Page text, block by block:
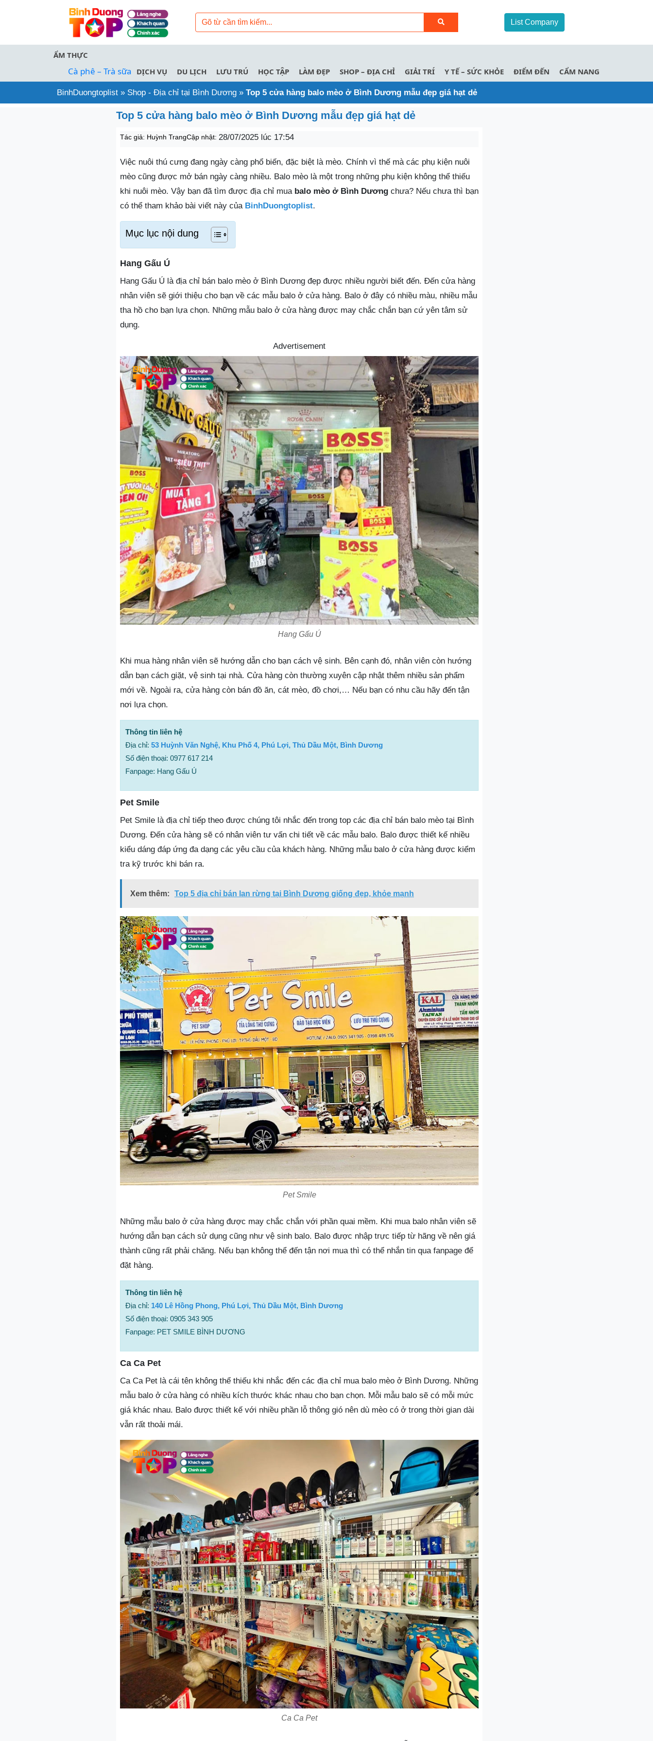
List Company
ẨM THỰC
Cà phê – Trà sữa DỊCH VỤ DU LỊCH LƯU TRÚ HỌC TẬP LÀM ĐẸP SHOP – ĐỊA CHỈ GIẢI TRÍ Y TẾ – SỨC KHỎE ĐIỂM ĐẾN CẨM NANG
BinhDuongtoplist » Shop - Địa chỉ tại Bình Dương » Top 5 cửa hàng balo mèo ở Bình Dương mẫu đẹp giá hạt dẻ
Top 5 cửa hàng balo mèo ở Bình Dương mẫu đẹp giá hạt dẻ
Tác giả: Huỳnh TrangCập nhật: 28/07/2025 lúc 17:54
Việc nuôi thú cưng đang ngày càng phổ biến, đặc biệt là mèo. Chính vì thế mà các phụ kiện nuôi
mèo cũng được mở bán ngày càng nhiều. Balo mèo là một trong những phụ kiện không thể thiếu
khi nuôi mèo. Vậy bạn đã tìm được địa chỉ mua balo mèo ở Bình Dương chưa? Nếu chưa thì bạn
có thể tham khảo bài viết này của BinhDuongtoplist.
Mục lục nội dung
Hang Gấu Ú
Hang Gấu Ú là địa chỉ bán balo mèo ở Bình Dương đẹp được nhiều người biết đến. Đến cửa hàng
nhân viên sẽ giới thiệu cho bạn về các mẫu balo ở cửa hàng. Balo ở đây có nhiều màu, nhiều mẫu
tha hồ cho bạn lựa chọn. Những mẫu balo ở cửa hàng được may chắc chắn bạn cứ yên tâm sử
dụng.
Advertisement
Hang Gấu Ú
Khi mua hàng nhân viên sẽ hướng dẫn cho bạn cách vệ sinh. Bên cạnh đó, nhân viên còn hướng
dẫn bạn cách giặt, vệ sinh tại nhà. Cửa hàng còn thường xuyên cập nhật thêm nhiều sản phẩm
mới về. Ngoài ra, cửa hàng còn bán đồ ăn, cát mèo, đồ chơi,… Nếu bạn có nhu cầu hãy đến tận
nơi lựa chọn.
Thông tin liên hệ
Địa chỉ: 53 Huỳnh Văn Nghệ, Khu Phố 4, Phú Lợi, Thủ Dầu Một, Bình Dương
Số điện thoại: 0977 617 214
Fanpage: Hang Gấu Ú
Pet Smile
Pet Smile là địa chỉ tiếp theo được chúng tôi nhắc đến trong top các địa chỉ bán balo mèo tại Bình
Dương. Đến cửa hàng sẽ có nhân viên tư vấn chi tiết về các mẫu balo. Balo được thiết kế nhiều
kiểu dáng đáp ứng đa dạng các yêu cầu của khách hàng. Những mẫu balo ở cửa hàng được kiểm
tra kỹ trước khi bán ra.
Xem thêm: Top 5 địa chỉ bán lan rừng tại Bình Dương giống đẹp, khỏe mạnh
Pet Smile
Những mẫu balo ở cửa hàng được may chắc chắn với phần quai mềm. Khi mua balo nhân viên sẽ
hướng dẫn bạn cách sử dụng cũng như vệ sinh balo. Balo được nhập trực tiếp từ hãng về nên giá
thành cũng rất phải chăng. Nếu bạn không thể đến tận nơi mua thì có thể nhắn tin qua fanpage để
đặt hàng.
Thông tin liên hệ
Địa chỉ: 140 Lê Hồng Phong, Phú Lợi, Thủ Dầu Một, Bình Dương
Số điện thoại: 0905 343 905
Fanpage: PET SMILE BÌNH DƯƠNG
Ca Ca Pet
Ca Ca Pet là cái tên không thể thiếu khi nhắc đến các địa chỉ mua balo mèo ở Bình Dương. Những
mẫu balo ở cửa hàng có nhiều kích thước khác nhau cho bạn chọn. Mỗi mẫu balo sẽ có mỗi mức
giá khác nhau. Balo được thiết kế với nhiều phần lỗ thông gió nên dù mèo có ở trong thời gian dài
vẫn rất thoải mái.
Ca Ca Pet